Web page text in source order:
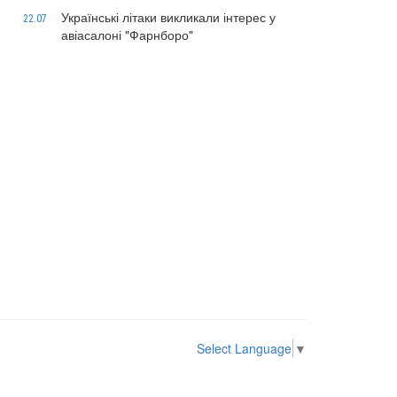
22.07
Українські літаки викликали інтерес у
авіасалоні "Фарнборо"
Select Language ▼